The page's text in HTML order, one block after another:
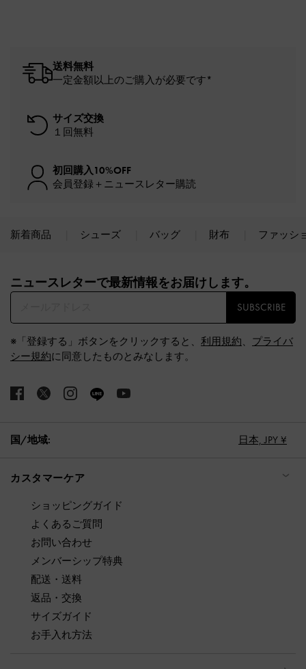
送料無料
一定金額以上のご購入が必要です*
サイズ交換
１回無料
初回購入10%OFF
会員登録＋ニュースレター購読
新着商品 シューズ バッグ 財布 ファッシ
ニュースレターで最新情報をお届けします。​
SUBSCRIBE
※「登録する」ボタンをクリックすると、 利用規約、 プライバ
シー規約に同意したものとみなします。
国/地域: 日本, JPY ¥
カスタマーケア
ショッピングガイド
よくあるご質問
お問い合わせ
メンバーシップ特典
配送・送料
返品・交換
サイズガイド
お手入れ方法